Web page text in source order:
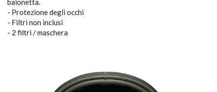
baionetta.
- Protezione degli occhi
- Filtri non inclusi
- 2 filtri / maschera